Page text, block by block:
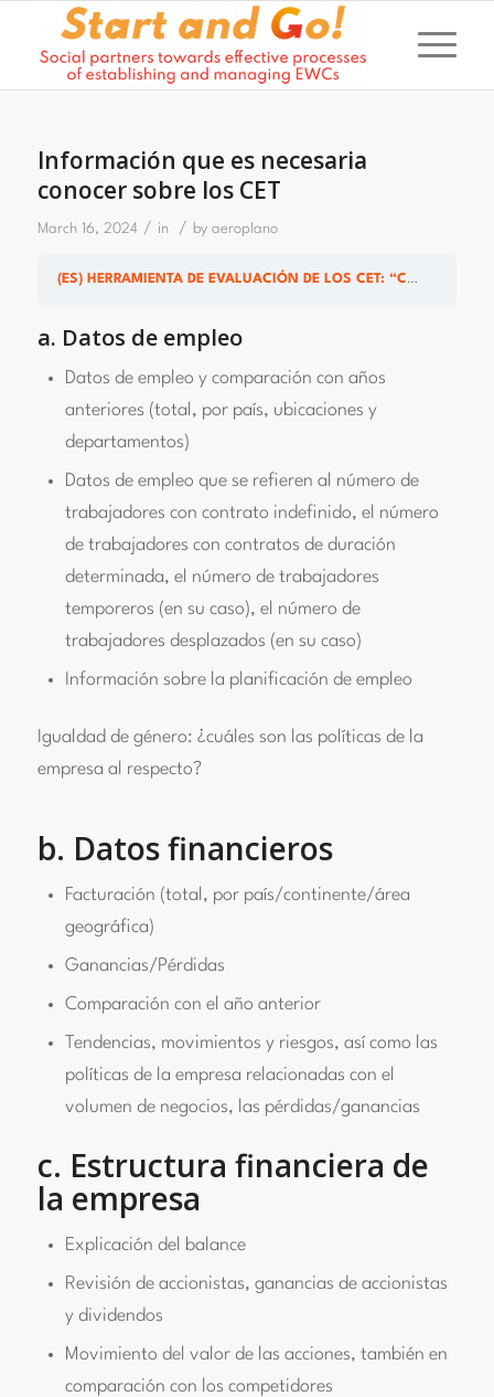
Información que es necesaria
conocer sobre los CET
March 16, 2024 / in / by aeroplano
(ES) HERRAMIENTA DE EVALUACIÓN DE LOS CET: “CET EFICIENTES EN LA NUEVA NORMALIDAD”
a. Datos de empleo
Datos de empleo y comparación con años
anteriores (total, por país, ubicaciones y
departamentos)
Datos de empleo que se refieren al número de
trabajadores con contrato indefinido, el número
de trabajadores con contratos de duración
determinada, el número de trabajadores
temporeros (en su caso), el número de
trabajadores desplazados (en su caso)
Información sobre la planificación de empleo
Igualdad de género: ¿cuáles son las políticas de la
empresa al respecto?
b. Datos financieros
Facturación (total, por país/continente/área
geográfica)
Ganancias/Pérdidas
Comparación con el año anterior
Tendencias, movimientos y riesgos, así como las
políticas de la empresa relacionadas con el
volumen de negocios, las pérdidas/ganancias
c. Estructura financiera de
la empresa
Explicación del balance
Revisión de accionistas, ganancias de accionistas
y dividendos
Movimiento del valor de las acciones, también en
comparación con los competidores